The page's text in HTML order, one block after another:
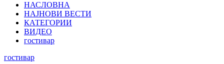
НАСЛОВНА
НАЈНОВИ ВЕСТИ
КАТЕГОРИИ
ВИДЕО
гостивар
гостивар